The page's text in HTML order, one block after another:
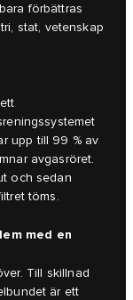
förbättras
stat, vetenskap
upp till 99 % av
avgasröret.
och sedan
töms.
med en
Till skillnad
är ett